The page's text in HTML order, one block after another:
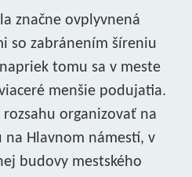
značne ovplyvnená
so zabránením šíreniu
tomu sa v meste
menšie podujatia.
organizovať na
Hlavnom námestí, v
budovy mestského